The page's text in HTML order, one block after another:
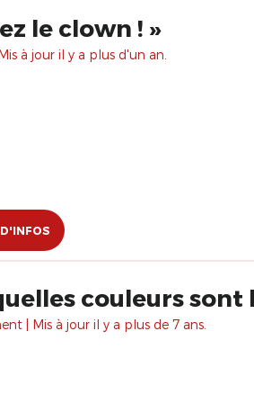
le clown ! »
à jour il y a plus d'un an.
couleurs
| Mis à jour il y a plus de 7 ans.